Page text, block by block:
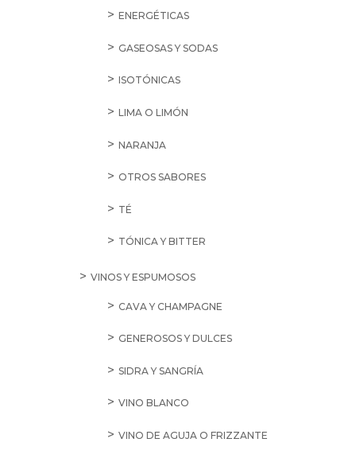
ENERGÉTICAS
GASEOSAS Y SODAS
ISOTÓNICAS
LIMA O LIMÓN
NARANJA
OTROS SABORES
TÉ
TÓNICA Y BITTER
VINOS Y ESPUMOSOS
CAVA Y CHAMPAGNE
GENEROSOS Y DULCES
SIDRA Y SANGRÍA
VINO BLANCO
VINO DE AGUJA O FRIZZANTE